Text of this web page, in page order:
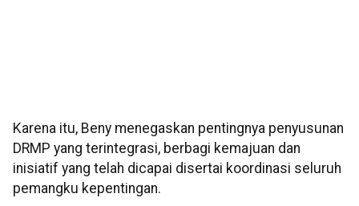
Karena itu, Beny menegaskan pentingnya penyusunan
DRMP yang terintegrasi, berbagi kemajuan dan
inisiatif yang telah dicapai disertai koordinasi seluruh
pemangku kepentingan.